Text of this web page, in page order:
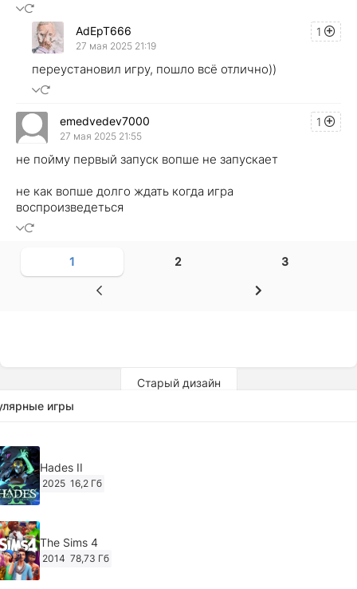
1
AdEpT666
27 мая 2025 21:19
переустановил игру, пошло всё отлично))
1
emedvedev7000
27 мая 2025 21:55
не пойму первый запуск вопше не запускает
не как вопше долго ждать когда игра
воспроизведеться
1 2 3
Старый дизайн
игры
Hades II
2025 16,2 Гб
The Sims 4
2014 78,73 Гб